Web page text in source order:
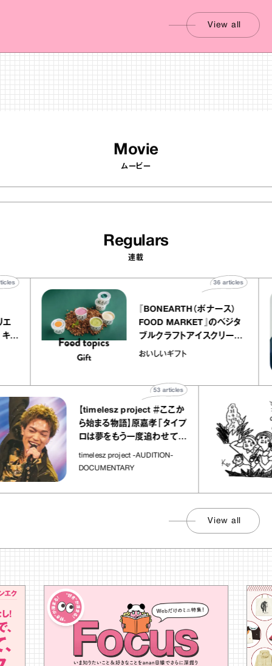
View all
Movie
ムービー
Regulars
連載
トリエ
ープ キャ
40
『BONEARTH（ボナース）
FOOD MARKET』のベジタ
ブルクラフトアイスクリーム
｜真野知子の「おいしいギフ
おいしいギフト
36
【timelesz project ＃ここか
ら始まる物語】原嘉孝「タイプ
ロは夢をもう一度追わせてく
れた場所」
timelesz project -AUDITION-
DOCUMENTARY
articles
View all